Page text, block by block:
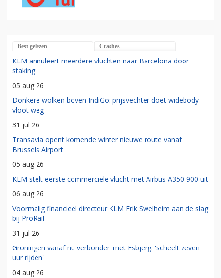
Best gelezen Crashes
KLM annuleert meerdere vluchten naar Barcelona door
staking
05 aug 26
Donkere wolken boven IndiGo: prijsvechter doet widebody-
vloot weg
31 jul 26
Transavia opent komende winter nieuwe route vanaf
Brussels Airport
05 aug 26
KLM stelt eerste commerciële vlucht met Airbus A350-900 uit
06 aug 26
Voormalig financieel directeur KLM Erik Swelheim aan de slag
bij ProRail
31 jul 26
Groningen vanaf nu verbonden met Esbjerg: 'scheelt zeven
uur rijden'
04 aug 26